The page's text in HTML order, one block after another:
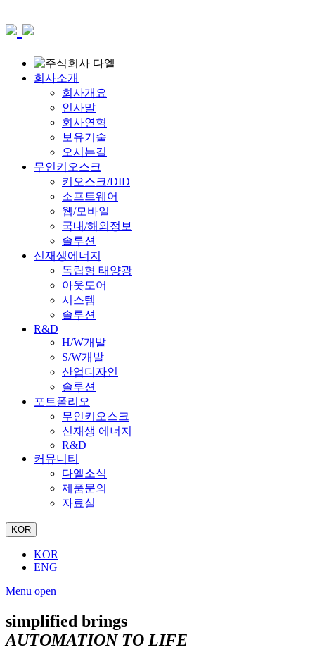
회사소개
회사개요
인사말
회사연혁
보유기술
오시는길
무인키오스크
키오스크/DID
소프트웨어
웹/모바일
국내/해외정보
솔루션
신재생에너지
독립형 태양광
아웃도어
시스템
솔루션
R&D
H/W개발
S/W개발
산업디자인
솔루션
포트폴리오
무인키오스크
신재생 에너지
R&D
커뮤니티
다엘소식
제품문의
자료실
KOR
KOR
ENG
Menu open
simplified brings
AUTOMATION TO LIFE